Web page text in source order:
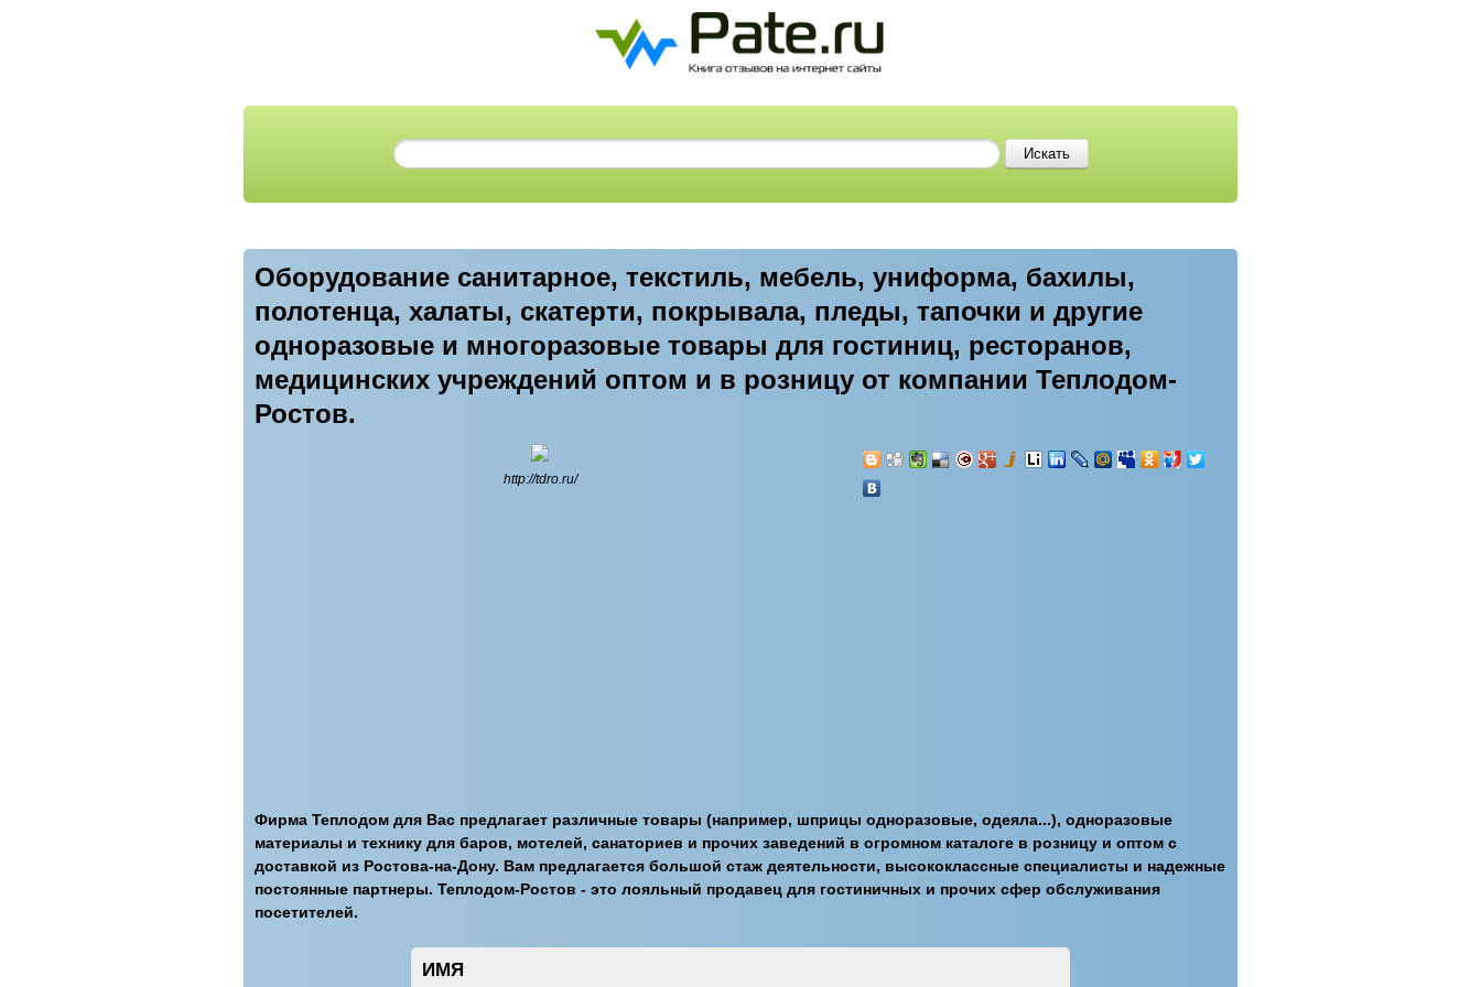
Оборудование санитарное, текстиль, мебель, униформа, бахилы,
полотенца, халаты, скатерти, покрывала, пледы, тапочки и другие
одноразовые и многоразовые товары для гостиниц, ресторанов,
медицинских учреждений оптом и в розницу от компании Теплодом-
Ростов.
http://tdro.ru/
Фирма Теплодом для Вас предлагает различные товары (например, шприцы одноразовые, одеяла...), одноразовые
материалы и технику для баров, мотелей, санаториев и прочих заведений в огромном каталоге в розницу и оптом с
доставкой из Ростова-на-Дону. Вам предлагается большой стаж деятельности, высококлассные специалисты и надежные
постоянные партнеры. Теплодом-Ростов - это лояльный продавец для гостиничных и прочих сфер обслуживания
посетителей.
ИМЯ